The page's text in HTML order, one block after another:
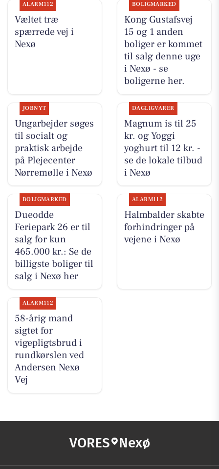
ALARM112
Væltet træ
spærrede vej i
Nexø
BOLIGMARKED
Kong Gustafsvej
15 og 1 anden
boliger er kommet
til salg denne uge
i Nexø - se
boligerne her.
JOBNYT
Ungarbejder søges
til socialt og
praktisk arbejde
på Plejecenter
Nørremølle i Nexø
DAGLIGVARER
Magnum is til 25
kr. og Yoggi
yoghurt til 12 kr. -
se de lokale tilbud
i Nexø
BOLIGMARKED
Dueodde
Feriepark 26 er til
salg for kun
465.000 kr.: Se de
billigste boliger til
salg i Nexø her
ALARM112
Halmbalder skabte
forhindringer på
vejene i Nexø
ALARM112
58-årig mand
sigtet for
vigepligtsbrud i
rundkørslen ved
Andersen Nexø
Vej
VORES Nexø